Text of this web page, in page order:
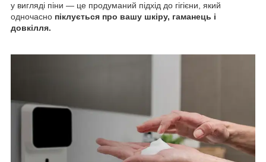
у вигляді піни — це продуманий підхід до гігієни, який
одночасно піклується про вашу шкіру, гаманець і
довкілля.